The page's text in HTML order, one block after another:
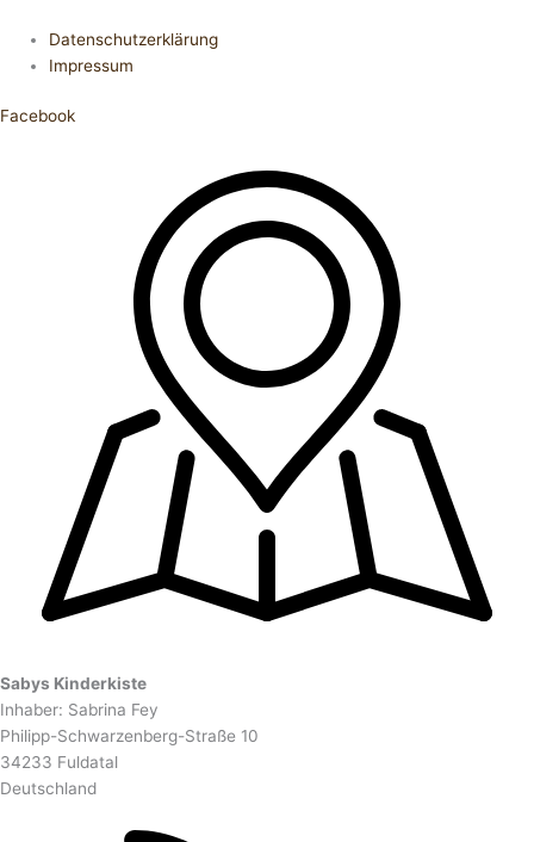
Datenschutzerklärung
Impressum
Facebook
Sabys Kinderkiste
Inhaber: Sabrina Fey
Philipp-Schwarzenberg-Straße 10
34233 Fuldatal
Deutschland